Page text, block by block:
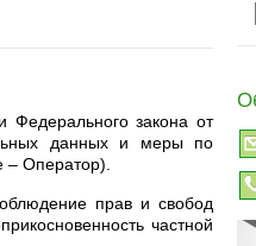
Федерального закона от
данных и меры по
– Оператор).
прав и свобод
частной